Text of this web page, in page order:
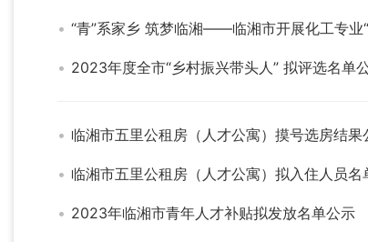
“青”系家乡 筑梦临湘——临湘市开展化工专业
2023年度全市“乡村振兴带头人” 拟评选名单
临湘市五里公租房（人才公寓）摸号选房结果
临湘市五里公租房（人才公寓）拟入住人员名
2023年临湘市青年人才补贴拟发放名单公示